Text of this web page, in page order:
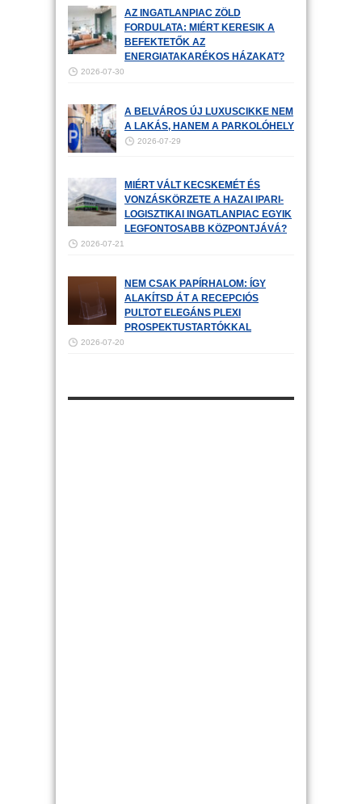
AZ INGATLANPIAC ZÖLD
FORDULATA: MIÉRT KERESIK A
BEFEKTETŐK AZ
ENERGIATAKARÉKOS HÁZAKAT?
2026-07-30
A BELVÁROS ÚJ LUXUSCIKKE NEM
A LAKÁS, HANEM A PARKOLÓHELY
2026-07-29
MIÉRT VÁLT KECSKEMÉT ÉS
VONZÁSKÖRZETE A HAZAI IPARI-
LOGISZTIKAI INGATLANPIAC EGYIK
LEGFONTOSABB KÖZPONTJÁVÁ?
2026-07-21
NEM CSAK PAPÍRHALOM: ÍGY
ALAKÍTSD ÁT A RECEPCIÓS
PULTOT ELEGÁNS PLEXI
PROSPEKTUSTARTÓKKAL
2026-07-20